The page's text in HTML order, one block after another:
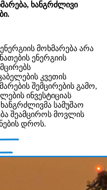
ხანგრძლივი
მოხმარება არა
ენერგიის
კვეთის
შემცირების გამო,
ინვესტიციას
სამუშაო
შეამციროს მოვლის
დროს.